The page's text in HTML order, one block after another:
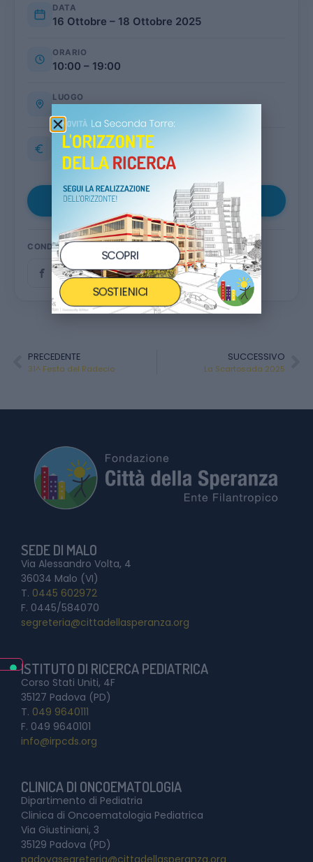
DATA
16 Ottobre – 18 Ottobre 2025
ORARIO
10:00 – 19:00
LUOGO
COSTO
GRATUITO
Aggiungi al calendario▾
CONDIVIDI
PRECEDENTE
31^ Festa del Radecio
SUCCESSIVO
La Scartosada 2025
SEDE DI MALO
Via Alessandro Volta, 4
36034 Malo (VI)
T. 0445 602972
F. 0445/584070
segreteria@cittadellasperanza.org
ISTITUTO DI RICERCA PEDIATRICA
Corso Stati Uniti, 4F
35127 Padova (PD)
T. 049 9640111
F. 049 9640101
info@irpcds.org
CLINICA DI ONCOEMATOLOGIA
Dipartimento di Pediatria
Clinica di Oncoematologia Pediatrica
Via Giustiniani, 3
35129 Padova (PD)
padovasegreteria@cittadellasperanza.org
SCOPRI
SOSTIENICI